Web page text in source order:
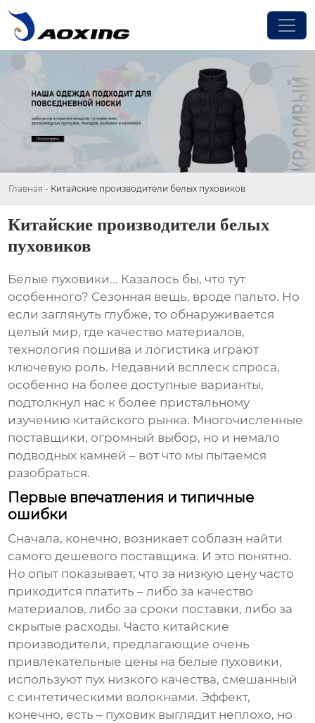
Главная - Китайские производители белых пуховиков
Китайские производители белых
пуховиков
Белые пуховики... Казалось бы, что тут
особенного? Сезонная вещь, вроде пальто. Но
если заглянуть глубже, то обнаруживается
целый мир, где качество материалов,
технология пошива и логистика играют
ключевую роль. Недавний всплеск спроса,
особенно на более доступные варианты,
подтолкнул нас к более пристальному
изучению китайского рынка. Многочисленные
поставщики, огромный выбор, но и немало
подводных камней – вот что мы пытаемся
разобраться.
Первые впечатления и типичные
ошибки
Сначала, конечно, возникает соблазн найти
самого дешевого поставщика. И это понятно.
Но опыт показывает, что за низкую цену часто
приходится платить – либо за качество
материалов, либо за сроки поставки, либо за
скрытые расходы. Часто китайские
производители, предлагающие очень
привлекательные цены на белые пуховики,
используют пух низкого качества, смешанный
с синтетическими волокнами. Эффект,
конечно, есть – пуховик выглядит неплохо, но